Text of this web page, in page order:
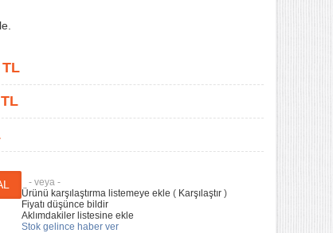
TL
TL
- veya -
Ürünü karşılaştırma listemeye ekle ( Karşılaştır )
Fiyatı düşünce bildir
Aklımdakiler listesine ekle
Stok gelince haber ver